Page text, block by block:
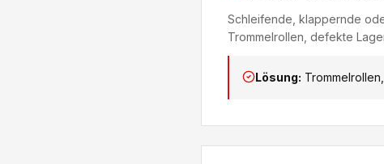
Schleifende, klappernde
Trommelrollen, defekte
Lösung: